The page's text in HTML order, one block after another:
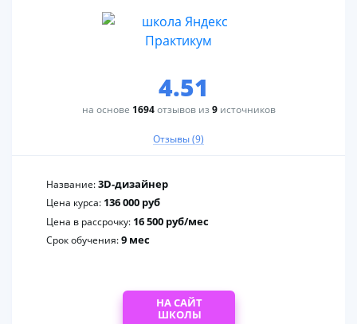
4.51
на основе 1694отзывов из 9источников
Отзывы (9)
Название:3D-дизайнер
Цена курса: 136 000 руб
Цена в рассрочку: 16 500 руб/мес
Срок обучения:9 мес
НА САЙТ
ШКОЛЫ